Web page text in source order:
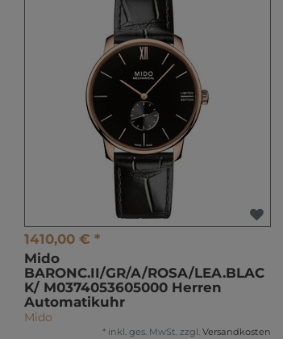
1410,00 € *
Mido
BARONC.II/GR/A/ROSA/LEA.BLAC
K/ M0374053605000 Herren
Automatikuhr
Mido
* inkl. ges. MwSt. zzgl. Versandkosten